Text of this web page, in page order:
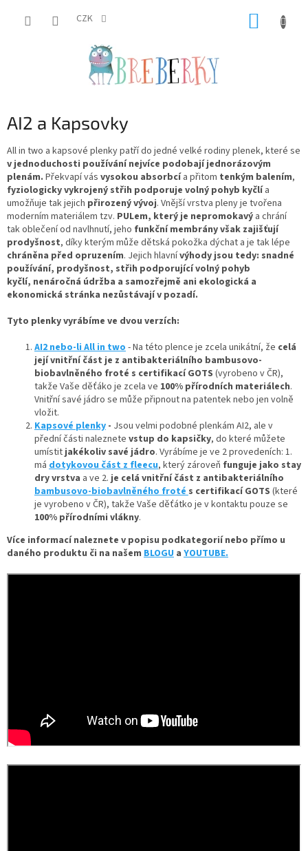
CZK
AI2 a Kapsovky
All in two a kapsové plenky patří do jedné velké rodiny plenek, které se
v jednoduchosti používání nejvíce podobají jednorázovým
plenám. Překvapí vás vysokou absorbcía přitom tenkým balením,
fyziologicky vykrojený střih podporuje volný pohyb kyčlía
umožňuje tak jejich přirozený vývoj. Vnější vrstva pleny je tvořena
moderním materiálem tzv. PULem, který je nepromokavý a chrání
tak oblečení od navlhnutí, jeho funkční membrány však zajišťují
prodyšnost, díky kterým může dětská pokožka dýchat a je tak lépe
chráněna před opruzením. Jejich hlavnívýhody jsou tedy: snadné
používání, prodyšnost, střih podporující volný pohyb
kyčlí, nenáročná údržba a samozřejmě ani ekologická a
ekonomická stránka nezůstávají v pozadí.
Tyto plenky vyrábíme ve dvou verzích:
AI2 nebo-li All in two - Na této plence je zcela unikátní, že celá
její vnitřní část je z antibakteriálního bambusovo-
biobavlněného froté s certifikací GOTS (vyrobeno v ČR),
takže Vaše děťáko je zcela ve 100% přírodních materiálech.
Vnitřní savé jádro se může připnout na patentek nebo jen volně
vložit.
Kapsové plenky - Jsou velmi podobné plenkám AI2, ale v
přední části naleznete vstup do kapsičky, do které můžete
umístit jakékoliv savé jádro. Vyrábíme je ve 2 provedeních: 1.
má dotykovou část z fleecu, který zároveň funguje jako stay
dry vrstva a ve 2. je celá vnitřní část z antibakteriálního
bambusovo-biobavlněného froté s certifikací GOTS (které
je vyrobeno v ČR), takže Vaše děťátko je v kontaktu pouze se
100% přírodními vlákny.
Více informací naleznete v popisu podkategorií nebo přímo u
daného produktu či na našem BLOGU a YOUTUBE.